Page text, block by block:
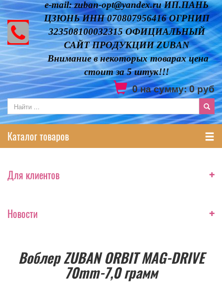
e-mail: zuban-opt@yandex.ru ИП.ПАНЬ
ЦЗЮНЬ ИНН 070807956416 ОГРНИП
323508100032315 ОФИЦИАЛЬНЫЙ
САЙТ ПРОДУКЦИИ ZUBAN
Внимание в некоторых товарах цена
стоит за 5 штук!!!
0на сумму:0руб
Каталог товаров
Для клиентов +
Новости +
Воблер ZUBAN ORBIT MAG-DRIVE
70mm-7,0 грамм